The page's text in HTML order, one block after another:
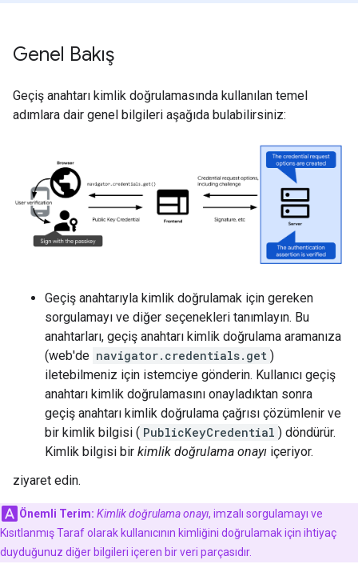
Genel Bakış
Geçiş anahtarı kimlik doğrulamasında kullanılan temel
adımlara dair genel bilgileri aşağıda bulabilirsiniz:
Geçiş anahtarıyla kimlik doğrulamak için gereken
sorgulamayı ve diğer seçenekleri tanımlayın. Bu
anahtarları, geçiş anahtarı kimlik doğrulama aramanıza
(web'de navigator.credentials.get )
iletebilmeniz için istemciye gönderin. Kullanıcı geçiş
anahtarı kimlik doğrulamasını onayladıktan sonra
geçiş anahtarı kimlik doğrulama çağrısı çözümlenir ve
bir kimlik bilgisi ( PublicKeyCredential ) döndürür.
Kimlik bilgisi bir kimlik doğrulama onayı içeriyor.
ziyaret edin.
Önemli Terim: Kimlik doğrulama onayı, imzalı sorgulamayı ve
Kısıtlanmış Taraf olarak kullanıcının kimliğini doğrulamak için ihtiyaç
duyduğunuz diğer bilgileri içeren bir veri parçasıdır.